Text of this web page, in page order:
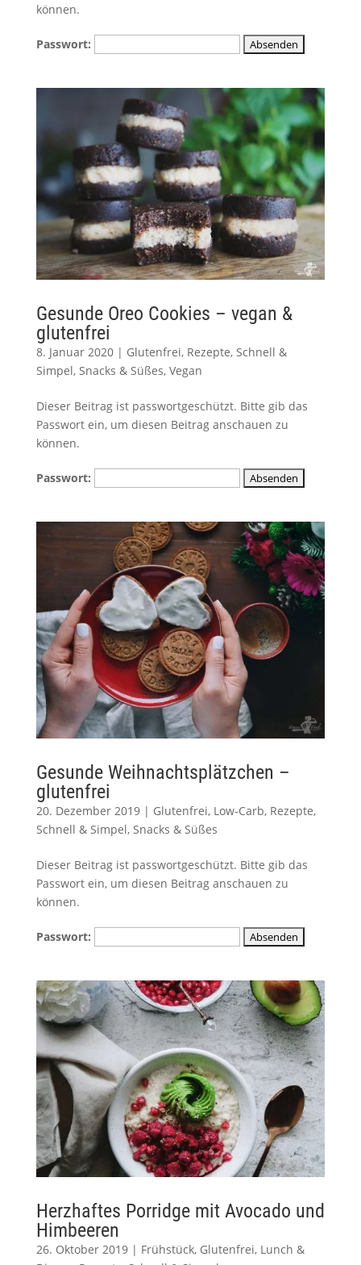
können.
Passwort:
Gesunde Oreo Cookies – vegan &
glutenfrei
8. Januar 2020| Glutenfrei, Rezepte, Schnell &
Simpel, Snacks & Süßes, Vegan
Dieser Beitrag ist passwortgeschützt. Bitte gib das
Passwort ein, um diesen Beitrag anschauen zu
können.
Passwort:
Gesunde Weihnachtsplätzchen –
glutenfrei
20. Dezember 2019| Glutenfrei, Low-Carb, Rezepte,
Schnell & Simpel, Snacks & Süßes
Dieser Beitrag ist passwortgeschützt. Bitte gib das
Passwort ein, um diesen Beitrag anschauen zu
können.
Passwort:
Herzhaftes Porridge mit Avocado und
Himbeeren
26. Oktober 2019| Frühstück, Glutenfrei, Lunch &